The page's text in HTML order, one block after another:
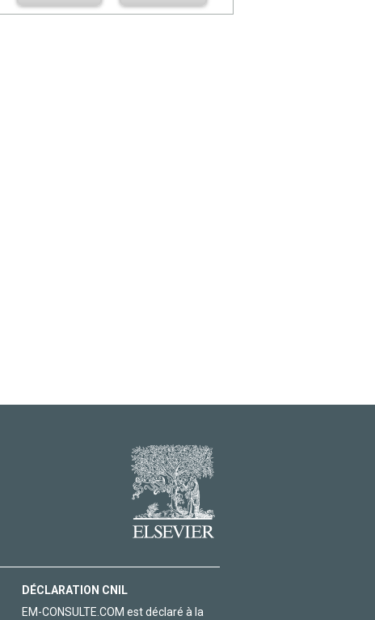
DÉCLARATION CNIL
EM-CONSULTE.COM est déclaré à la